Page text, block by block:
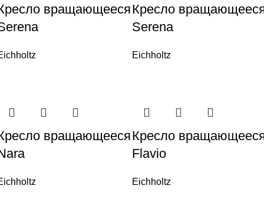
вращающеесяКресло
Serena
Eichholtz
вращающеесяКресло
Flavio
Eichholtz